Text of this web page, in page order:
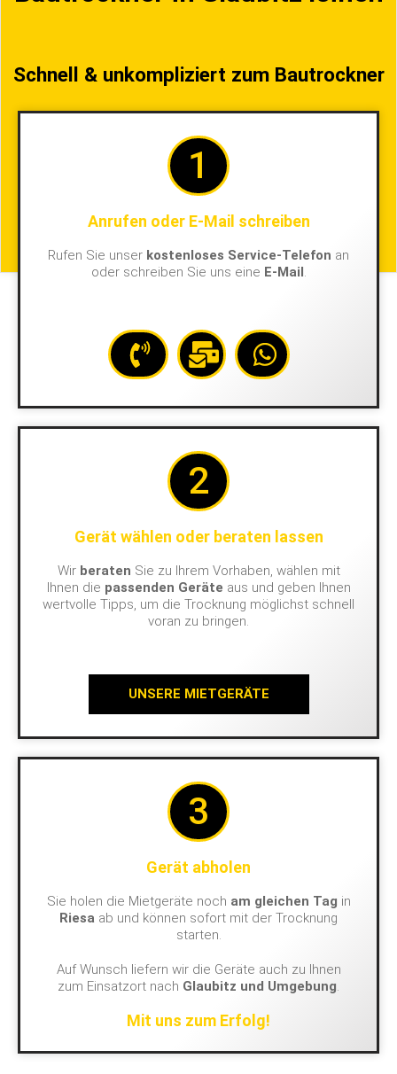
Schnell & unkompliziert zum Bautrockner
1
Anrufen oder E-Mail schreiben
Rufen Sie unser kostenloses Service-Telefon an
oder schreiben Sie uns eine E-Mail.
2
Gerät wählen oder beraten lassen
Wir beraten Sie zu Ihrem Vorhaben, wählen mit
Ihnen die passenden Geräte aus und geben Ihnen
wertvolle Tipps, um die Trocknung möglichst schnell
voran zu bringen.
UNSERE MIETGERÄTE
3
Gerät abholen
Sie holen die Mietgeräte noch am gleichen Tag in
Riesa ab und können sofort mit der Trocknung
starten.
Auf Wunsch liefern wir die Geräte auch zu Ihnen
zum Einsatzort nach Glaubitz und Umgebung.
Mit uns zum Erfolg!